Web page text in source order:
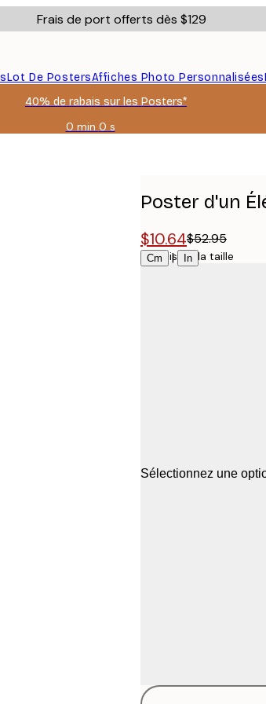
Frais de port offerts dès $129
Lot De PostersAffiches Photo Personnalisées
40% de rabais sur les Posters*
0 min 0 s
Valable
Poster d'un
$10.64$52.95
Cm | In
Choisissez la taille
Sélectionnez une